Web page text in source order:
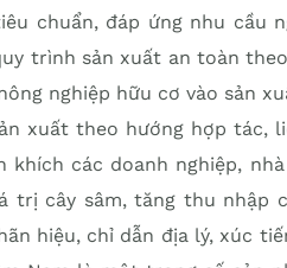
chuẩn, đáp ứng nhu cầu
trình sản xuất an toàn
nghiệp hữu cơ vào sản
xuất theo hướng hợp tác,
khích các doanh nghiệp,
trị cây sâm, tăng thu nhập
hiệu, chỉ dẫn địa lý, xúc